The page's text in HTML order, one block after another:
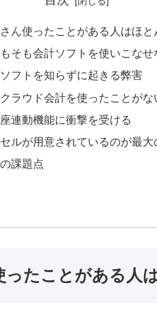
ん使ったことがある人はほと
そも会計ソフトを使いこなせ
フトを知らずに起きる弊害
ラウド会計を使ったことが
連動機能に衝撃を受ける
ルが用意されているのが最大
課題点
たことがある人